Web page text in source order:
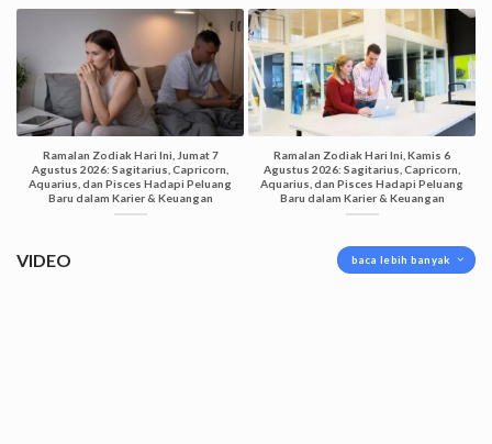
Ramalan Zodiak Hari Ini, Jumat 7
Agustus 2026: Sagitarius, Capricorn,
Aquarius, dan Pisces Hadapi Peluang
Baru dalam Karier & Keuangan
Ramalan Zodiak Hari Ini, Kamis 6
Agustus 2026: Sagitarius, Capricorn,
Aquarius, dan Pisces Hadapi Peluang
Baru dalam Karier & Keuangan
VIDEO baca lebih banyak